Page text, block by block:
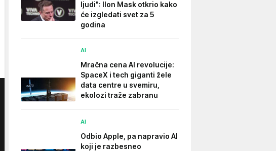
ljudi": Ilon Mask otkrio kako
će izgledati svet za 5
godina
AI
Mračna cena AI revolucije:
SpaceX i tech giganti žele
data centre u svemiru,
ekolozi traže zabranu
AI
Odbio Apple, pa napravio AI
koji je razbesneo